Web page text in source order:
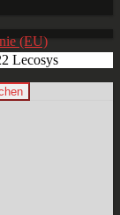
(EU)
Lecosys